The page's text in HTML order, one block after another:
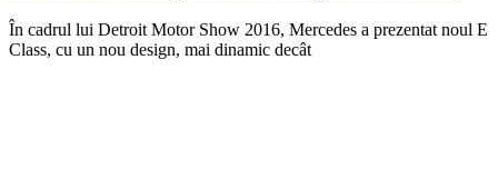
În cadrul lui Detroit Motor Show 2016, Mercedes a prezentat noul E
Class, cu un nou design, mai dinamic decât